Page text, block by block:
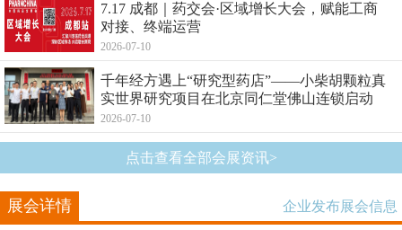
7.17 成都｜药交会·区域增长大会，赋能工商
对接、终端运营
2026-07-10
千年经方遇上“研究型药店”——小柴胡颗粒真
实世界研究项目在北京同仁堂佛山连锁启动
2026-07-10
点击查看全部会展资讯>
展会详情 企业发布展会信息